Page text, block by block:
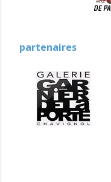
partenaires